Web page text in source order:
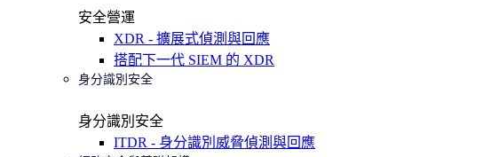
安全營運
XDR - 擴展式偵測與回應
搭配下一代 SIEM 的 XDR
身分識別安全
身分識別安全
ITDR - 身分識別威脅偵測與回應